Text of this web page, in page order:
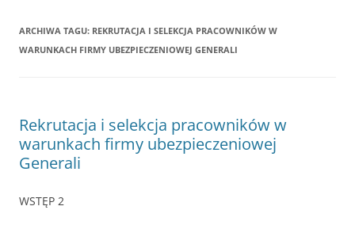
ARCHIWA TAGU: REKRUTACJA I SELEKCJA PRACOWNIKÓW W
WARUNKACH FIRMY UBEZPIECZENIOWEJ GENERALI
Rekrutacja i selekcja pracowników w
warunkach firmy ubezpieczeniowej
Generali
WSTĘP 2